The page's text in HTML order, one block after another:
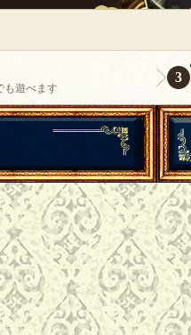
も遊べます
3